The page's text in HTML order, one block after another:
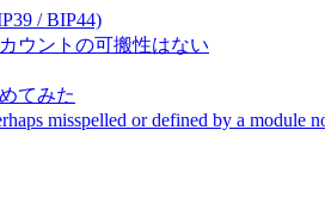
/ BIP44)
ウントの可搬性はない
てみた
misspelled or defined by a module